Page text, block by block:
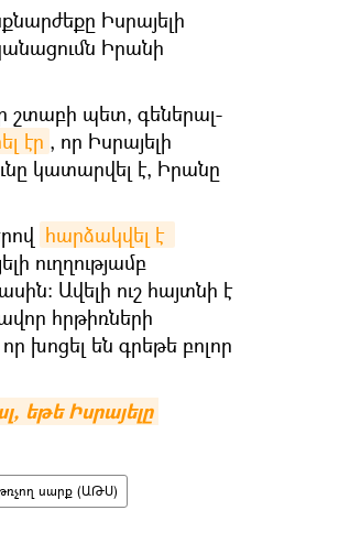
Իսրայելի
Իրանի
շտաբի պետ, գեներալ-
էր , որ Իսրայելի
կատարվել է, Իրանը
հարձակվել է
ուղղությամբ
Ավելի ուշ հայտնի է
հրթիռների
խոցել են գրեթե բոլոր
եթե Իսրայելը
սարք (ԱԹՍ)